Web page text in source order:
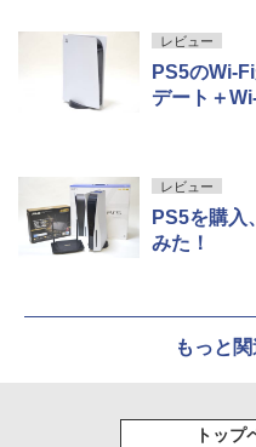
レビュー
PS5のWi-
デート＋
レビュー
PS5を購入
みた！
もっと
トップ